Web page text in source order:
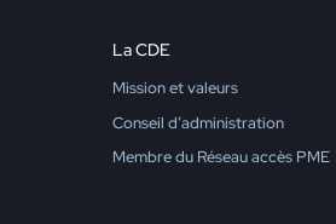
La CDE
Mission et valeurs
Conseil d’administration
Membre du Réseau accès PME